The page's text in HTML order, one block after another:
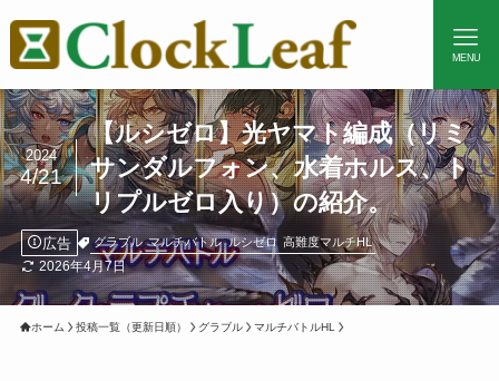
MENU
【ルシゼロ】光ヤマト編成（リミ
サンダルフォン、水着ホルス、ト
リプルゼロ入り）の紹介。
2024
4/21
広告 グラブル マルチバトル ルシゼロ 高難度マルチHL
2026年4月7日
ホーム 投稿一覧（更新日順） グラブル マルチバトルHL